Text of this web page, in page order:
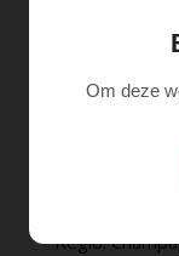
Om deze
Details van
Druivenras:
Regio: